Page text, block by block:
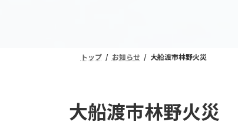
トップ お知らせ 大船渡市林野火災
大船渡市林野火災